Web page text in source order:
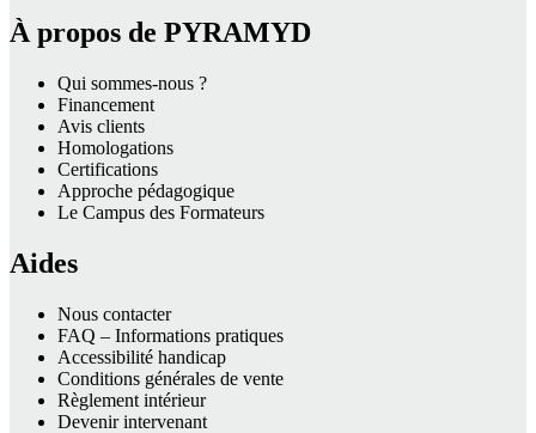
À propos de PYRAMYD
Qui sommes-nous ?
Financement
Avis clients
Homologations
Certifications
Approche pédagogique
Le Campus des Formateurs
Aides
Nous contacter
FAQ – Informations pratiques
Accessibilité handicap
Conditions générales de vente
Règlement intérieur
Devenir intervenant